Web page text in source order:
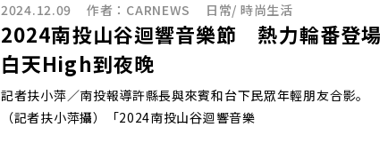
2024.12.09 作者： CARNEWS 日常/ 時尚生活
2024南投山谷迴響音樂節 熱力輪番登場
白天High到夜晚
記者扶小萍／南投報導許縣長與來賓和台下民眾年輕朋友合影。
（記者扶小萍攝）「2024南投山谷迴響音樂